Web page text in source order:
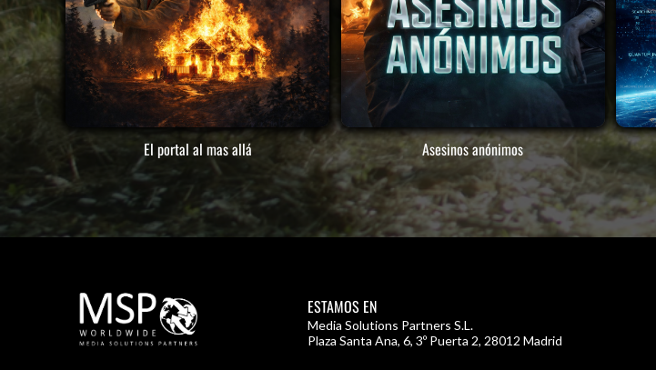
El portal al mas allá Asesinos anónimos
ESTAMOS EN
Media Solutions Partners S.L.
Plaza Santa Ana, 6, 3º Puerta 2, 28012 Madrid